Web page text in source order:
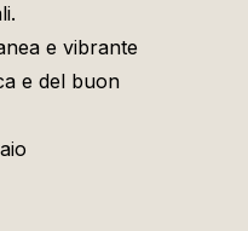
e vibrante
e del buon